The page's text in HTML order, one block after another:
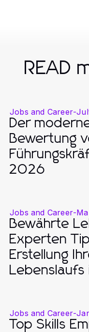
READ
Jobs and Career-
Der
Bewertung
2026
Jobs and Career-
Bewährte
Experten
Erstellung
Jobs and Career-
Top Skills